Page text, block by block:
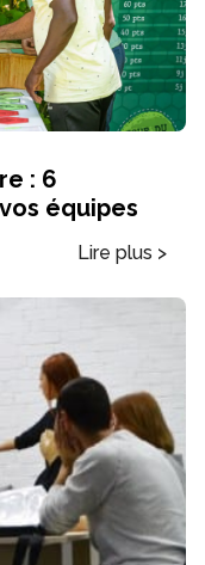
: 6
équipes
Lire plus >